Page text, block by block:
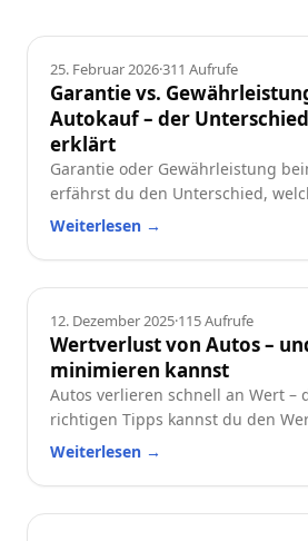
Ratgeber
25. Februar 2026·311 Aufrufe
Garantie vs.
Autokauf – der
erklärt
Garantie oder Gewährleistung
erfährst du den Unterschied,
und worauf du beim Neu- oder
Weiterlesen →
Ratgeber
12. Dezember 2025·115Aufrufe
Wertverlust von Autos –
minimieren kannst
Autos verlieren schnell an Wert –
richtigen Tipps kannst du den
reduzieren. Erfahre, welche
wertstabil hältst.
Weiterlesen →